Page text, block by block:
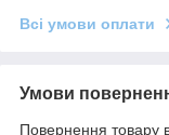
Всі умови оплати
Умови
Повернення товару